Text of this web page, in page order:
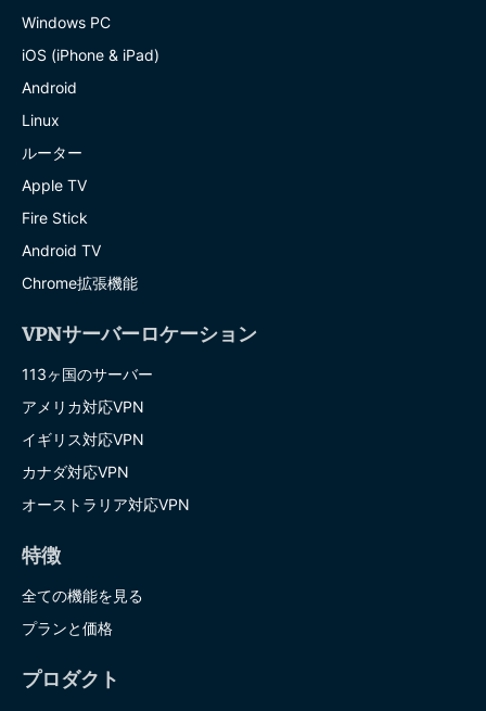
Windows PC
iOS (iPhone & iPad)
Android
Linux
ルーター
Apple TV
Fire Stick
Android TV
Chrome拡張機能
VPNサーバーロケーション
113ヶ国のサーバー
アメリカ対応VPN
イギリス対応VPN
カナダ対応VPN
オーストラリア対応VPN
特徴
全ての機能を見る
プランと価格
プロダクト